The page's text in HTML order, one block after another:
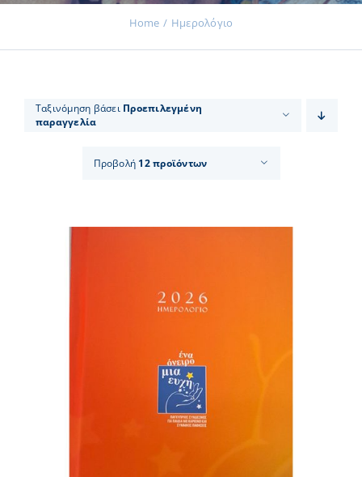
Νέα
Home Ημερολόγιο
Ταξινόμηση βάσει Προεπιλεγμένη
παραγγελία
Προβολή 12 προϊόντων